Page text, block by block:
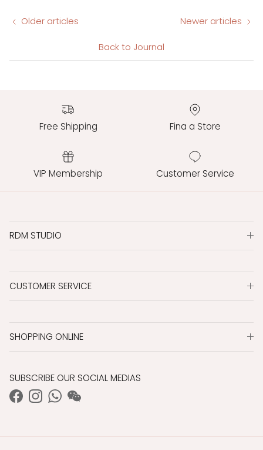
Older articles
Back to Journal
Newer articles
Free Shipping Fina a Store
VIP Membership Customer Service
RDM STUDIO
CUSTOMER SERVICE
SHOPPING ONLINE
SUBSCRIBE OUR SOCIAL MEDIAS
Facebook
Instagram
WhatsApp
WeChat